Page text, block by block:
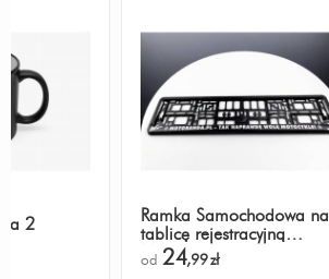
Ramka Samochodowa na
tablicę rejestracyjną
Motobanda
od 24,99zł
2